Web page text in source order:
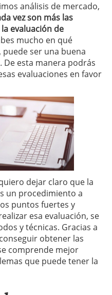
análisis de mercado,
vez son más las
evaluación de
mucho en qué
puede ser una buena
De esta manera podrás
evaluaciones en favor
dejar claro que la
un procedimiento a
puntos fuertes y
esa evaluación, se
y técnicas. Gracias a
obtener las
comprende mejor
que puede tener la